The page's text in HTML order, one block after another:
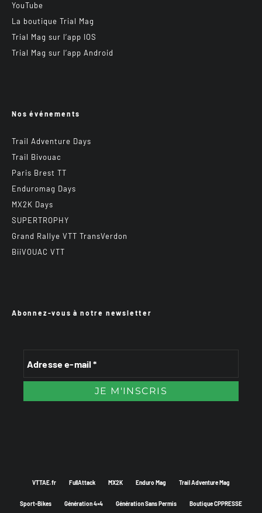
YouTube
La boutique Trial Mag
Trial Mag sur l’app IOS
Trial Mag sur l’app Android
Nos événements
Trail Adventure Days
Trail Bivouac
Paris Brest TT
Enduromag Days
MX2K Days
SUPERTROPHY
Grand Rallye VTT TransVerdon
BiiVOUAC VTT
Abonnez-vous à notre newsletter
VTTAE.fr FullAttack MX2K Enduro Mag Trail Adventure Mag
Sport-Bikes Génération 4×4 Génération Sans Permis Boutique CPPRESSE